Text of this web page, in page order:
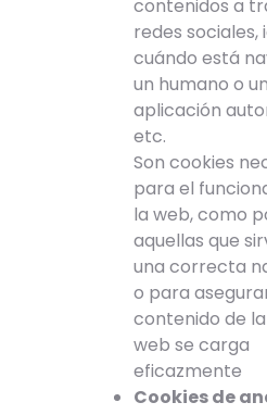
contenidos a
redes
cuándo está
un humano o
aplicación
etc.
Son cookies
para el
la web, como
aquellas que
una correcta
o para
contenido de
web se carga
eficazmente
Cookies de